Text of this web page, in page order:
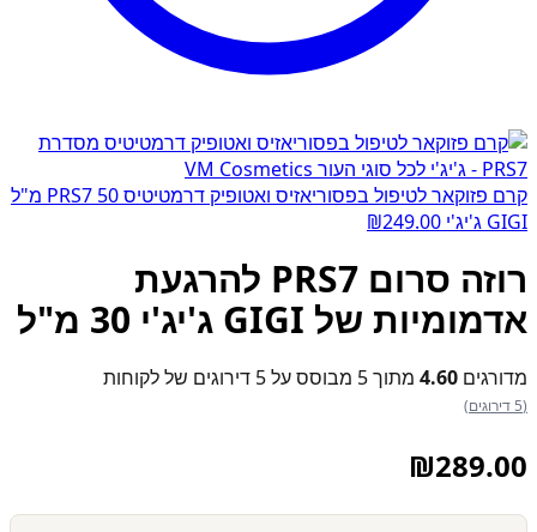
קרם פזוקאר לטיפול בפסוריאזיס ואטופיק דרמטיטיס PRS7 50 מ"ל
GIGI ג'יג'י
₪249.00
רוזה סרום PRS7 להרגעת
אדמומיות של GIGI ג'יג'י 30 מ"ל
מדורגים 4.60 מתוך 5 מבוסס על 5 דירוגים של לקוחות
(5 דירוגים)
₪289.00